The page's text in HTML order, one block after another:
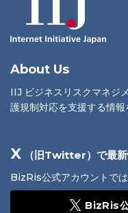
About Us
IIJ ビジネスリスクマネジ
護規制対応を支援する情報
X （旧Twitter）で最新
BizRis公式アカウントでは
BizRis公